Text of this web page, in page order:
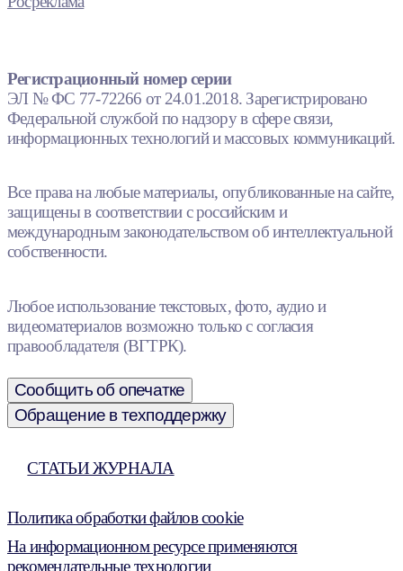
Регистрационный номер серии
ЭЛ № ФС 77-72266 от 24.01.2018. Зарегистрировано
Федеральной службой по надзору в сфере связи,
информационных технологий и массовых коммуникаций.
Все права на любые материалы, опубликованные на сайте,
защищены в соответствии с российским и
международным законодательством об интеллектуальной
собственности.
Любое использование текстовых, фото, аудио и
видеоматериалов возможно только с согласия
правообладателя (ВГТРК).
Сообщить об опечатке
Обращение в техподдержку
СТАТЬИ ЖУРНАЛА
Политика обработки файлов cookie
На информационном ресурсе применяются
рекомендательные технологии